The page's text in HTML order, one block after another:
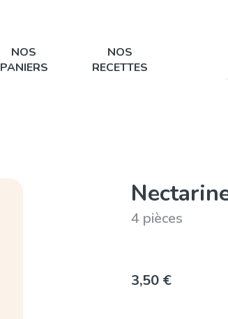
NOS
PANIERS
NOS
RECETTES
4 pièces
3,50 €